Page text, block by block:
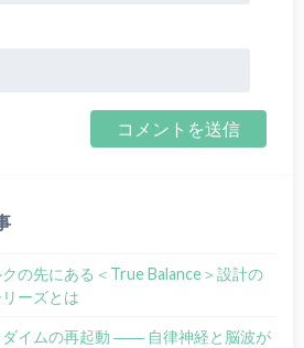
の先にある＜True Balance＞設計の
ーズとは
ダイムの再起動 ―― 自律神経と脳波が